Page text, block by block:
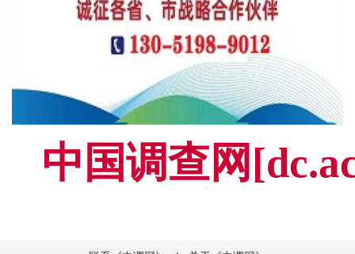
中国调查网